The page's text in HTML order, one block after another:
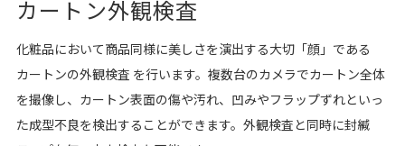
カートン外観検査
化粧品において商品同様に美しさを演出する大切「顔」である
カートンの外観検査 を行います。複数台のカメラでカートン全体
を撮像し、カートン表面の傷や汚れ、凹みやフラップずれといっ
た成型不良を検出することができます。外観検査と同時に封緘